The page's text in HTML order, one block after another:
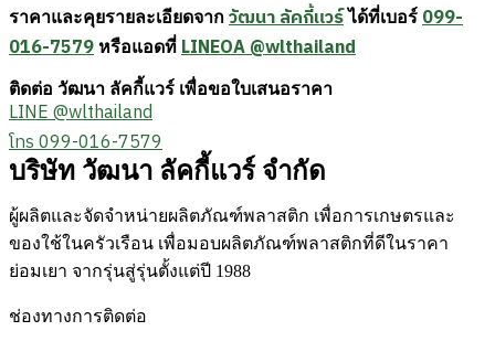
ราคาและคุยรายละเอียดจาก วัฒนา ลัคกี้แวร์ได้ที่เบอร์ 099-
016-7579 หรือแอดที่ LINEOA @wlthailand
ติดต่อ วัฒนา ลัคกี้แวร์ เพื่อขอใบเสนอราคา
LINE @wlthailand
โทร 099-016-7579
บริษัท วัฒนา ลัคกี้แวร์ จำกัด
ผู้ผลิตและจัดจำหน่ายผลิตภัณฑ์พลาสติก เพื่อการเกษตรและ
ของใช้ในครัวเรือน เพื่อมอบผลิตภัณฑ์พลาสติกที่ดีในราคา
ย่อมเยา จากรุ่นสู่รุ่นตั้งแต่ปี 1988
ช่องทางการติดต่อ